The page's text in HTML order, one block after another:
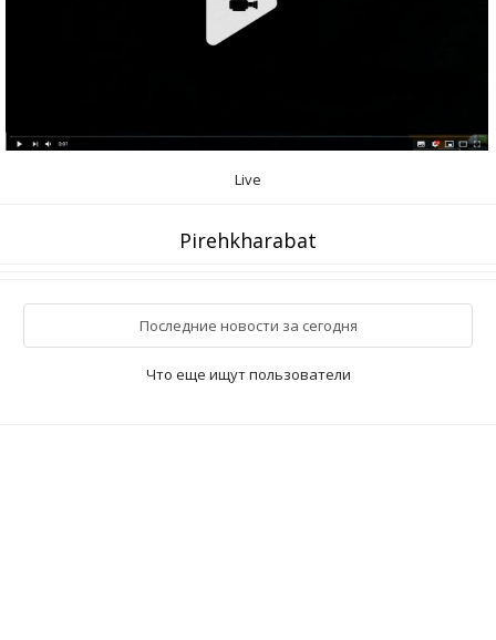
Live
Pirehkharabat
Последние новости за сегодня
Что еще ищут пользователи